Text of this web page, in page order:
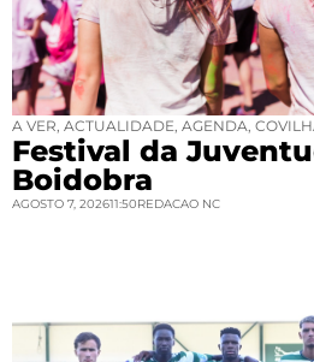
A VER, ACTUALIDADE, AGENDA,
Festival da
Boidobra
AGOSTO 7, 202611:50REDACAO NC